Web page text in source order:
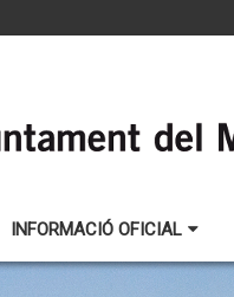
INFORMACIÓ OFICIAL